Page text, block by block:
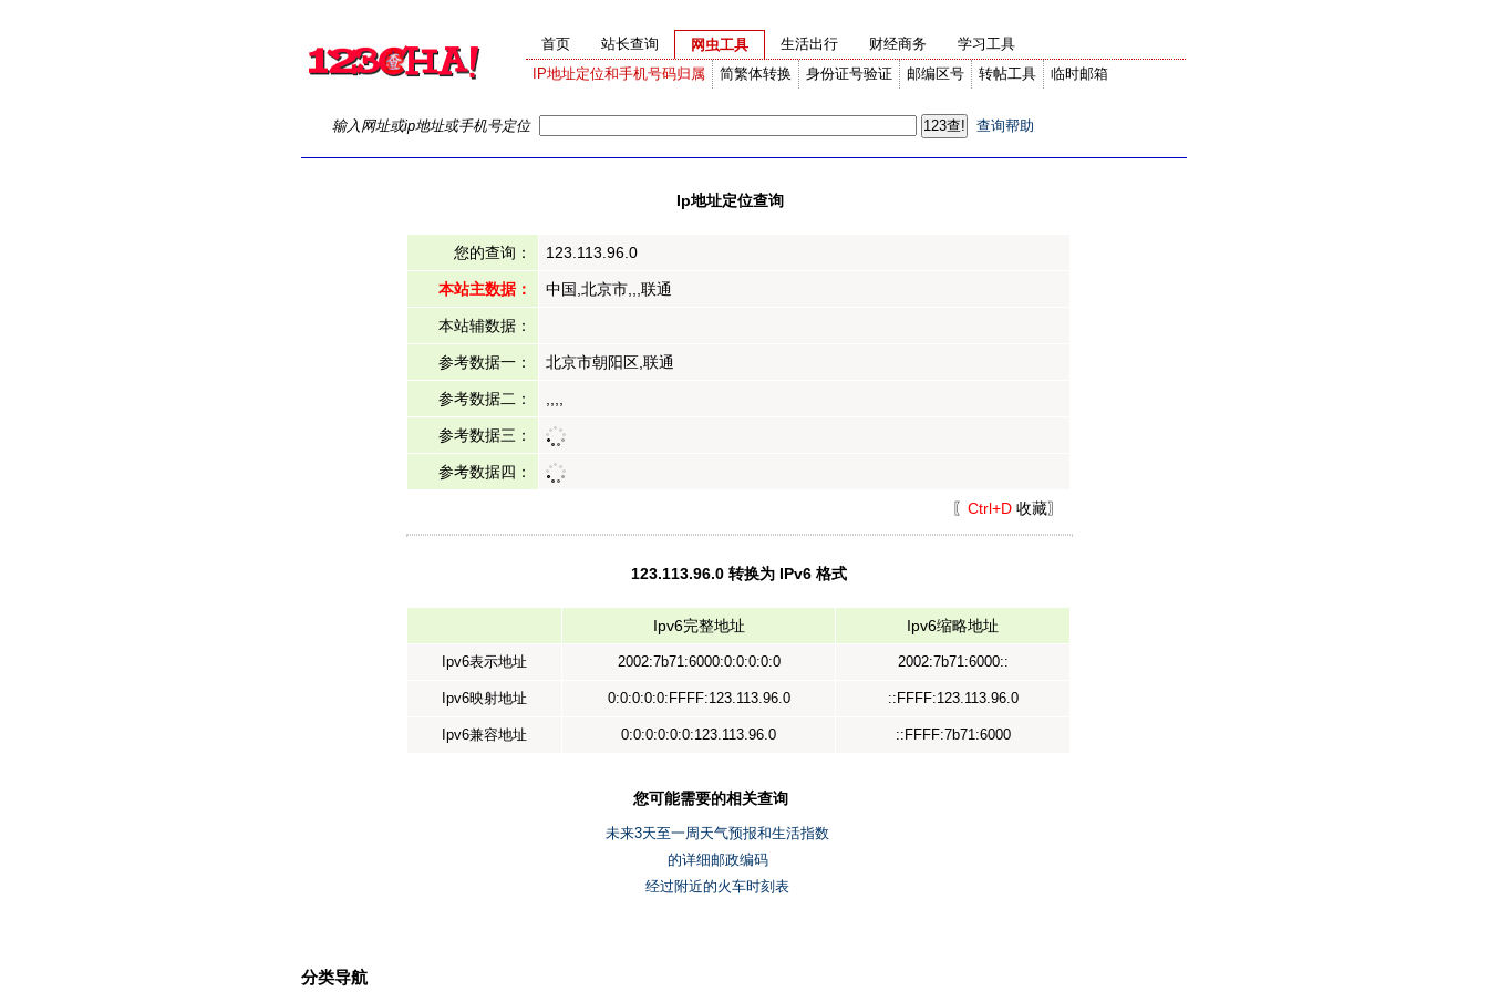
首页 站长查询
网虫工具
IP地址定位和手机号码归属
简繁体转换 身份证号验证 邮编区号 转帖工具 临时邮箱
生活出行 财经商务 学习工具
输入网址或ip地址或手机号定位 查询帮助
Ip地址定位查询
您的查询： 123.113.96.0
本站主数据： 中国,北京市,,,联通
本站辅数据：
参考数据一： 北京市朝阳区,联通
参考数据二：
参考数据三：
参考数据四：
〖 Ctrl+D 收藏〗
123.113.96.0 转换为 IPv6 格式
Ipv6完整地址 Ipv6缩略地址
Ipv6表示地址 2002:7b71:6000:0:0:0:0:0 2002:7b71:6000::
Ipv6映射地址 0:0:0:0:0:FFFF:123.113.96.0 ::FFFF:123.113.96.0
Ipv6兼容地址 0:0:0:0:0:0:123.113.96.0 ::FFFF:7b71:6000
您可能需要的相关查询
未来3天至一周天气预报和生活指数
的详细邮政编码
经过附近的火车时刻表
分类导航